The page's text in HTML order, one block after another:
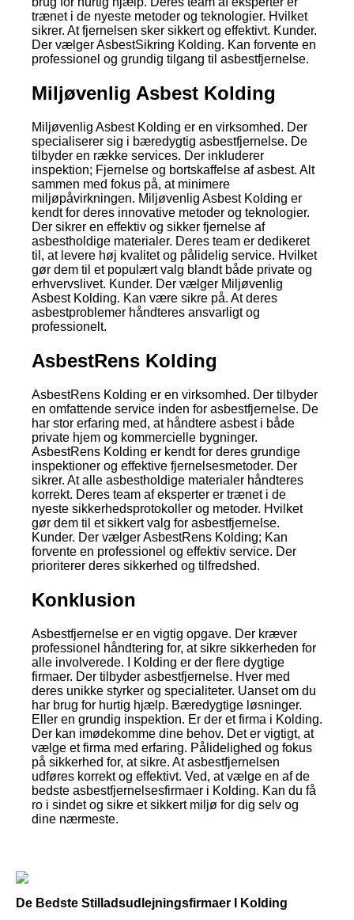
trænet i de nyeste metoder og teknologier. Hvilket
sikrer. At fjernelsen sker sikkert og effektivt. Kunder.
Der vælger AsbestSikring Kolding. Kan forvente en
professionel og grundig tilgang til asbestfjernelse.
Miljøvenlig Asbest Kolding
Miljøvenlig Asbest Kolding er en virksomhed. Der
specialiserer sig i bæredygtig asbestfjernelse. De
tilbyder en række services. Der inkluderer
inspektion; Fjernelse og bortskaffelse af asbest. Alt
sammen med fokus på, at minimere
miljøpåvirkningen. Miljøvenlig Asbest Kolding er
kendt for deres innovative metoder og teknologier.
Der sikrer en effektiv og sikker fjernelse af
asbestholdige materialer. Deres team er dedikeret
til, at levere høj kvalitet og pålidelig service. Hvilket
gør dem til et populært valg blandt både private og
erhvervslivet. Kunder. Der vælger Miljøvenlig
Asbest Kolding. Kan være sikre på. At deres
asbestproblemer håndteres ansvarligt og
professionelt.
AsbestRens Kolding
AsbestRens Kolding er en virksomhed. Der tilbyder
en omfattende service inden for asbestfjernelse. De
har stor erfaring med, at håndtere asbest i både
private hjem og kommercielle bygninger.
AsbestRens Kolding er kendt for deres grundige
inspektioner og effektive fjernelsesmetoder. Der
sikrer. At alle asbestholdige materialer håndteres
korrekt. Deres team af eksperter er trænet i de
nyeste sikkerhedsprotokoller og metoder. Hvilket
gør dem til et sikkert valg for asbestfjernelse.
Kunder. Der vælger AsbestRens Kolding; Kan
forvente en professionel og effektiv service. Der
prioriterer deres sikkerhed og tilfredshed.
Konklusion
Asbestfjernelse er en vigtig opgave. Der kræver
professionel håndtering for, at sikre sikkerheden for
alle involverede. I Kolding er der flere dygtige
firmaer. Der tilbyder asbestfjernelse. Hver med
deres unikke styrker og specialiteter. Uanset om du
har brug for hurtig hjælp. Bæredygtige løsninger.
Eller en grundig inspektion. Er der et firma i Kolding.
Der kan imødekomme dine behov. Det er vigtigt, at
vælge et firma med erfaring. Pålidelighed og fokus
på sikkerhed for, at sikre. At asbestfjernelsen
udføres korrekt og effektivt. Ved, at vælge en af de
bedste asbestfjernelsesfirmaer i Kolding. Kan du få
ro i sindet og sikre et sikkert miljø for dig selv og
dine nærmeste.
De Bedste Stilladsudlejningsfirmaer I Kolding